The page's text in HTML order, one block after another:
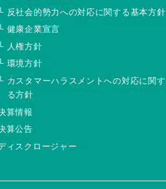
反社会的勢力への対応に関する基本方針
健康企業宣言
人権方針
環境方針
カスタマーハラスメントへの対応に関す
る方針
算情報
算公告
ィスクロージャー